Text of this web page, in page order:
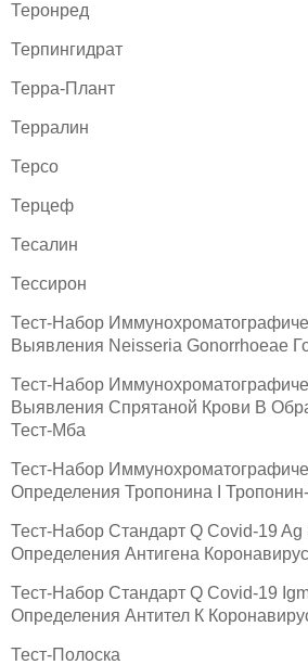
Теронред
Терпингидрат
Терра-Плант
Терралин
Терсо
Терцеф
Тесалин
Тессирон
Тест-Набор
Выявления Neisseria Gonorrhoeae
Тест-Набор
Выявления Спрятаной Крови В
Тест-Мба
Тест-Набор
Определения Тропонина I
Тест-Набор Стандарт Q Covid-19 Ag
Определения Антигена
Тест-Набор Стандарт Q Covid-19
Определения Антител К
Тест-Полоска